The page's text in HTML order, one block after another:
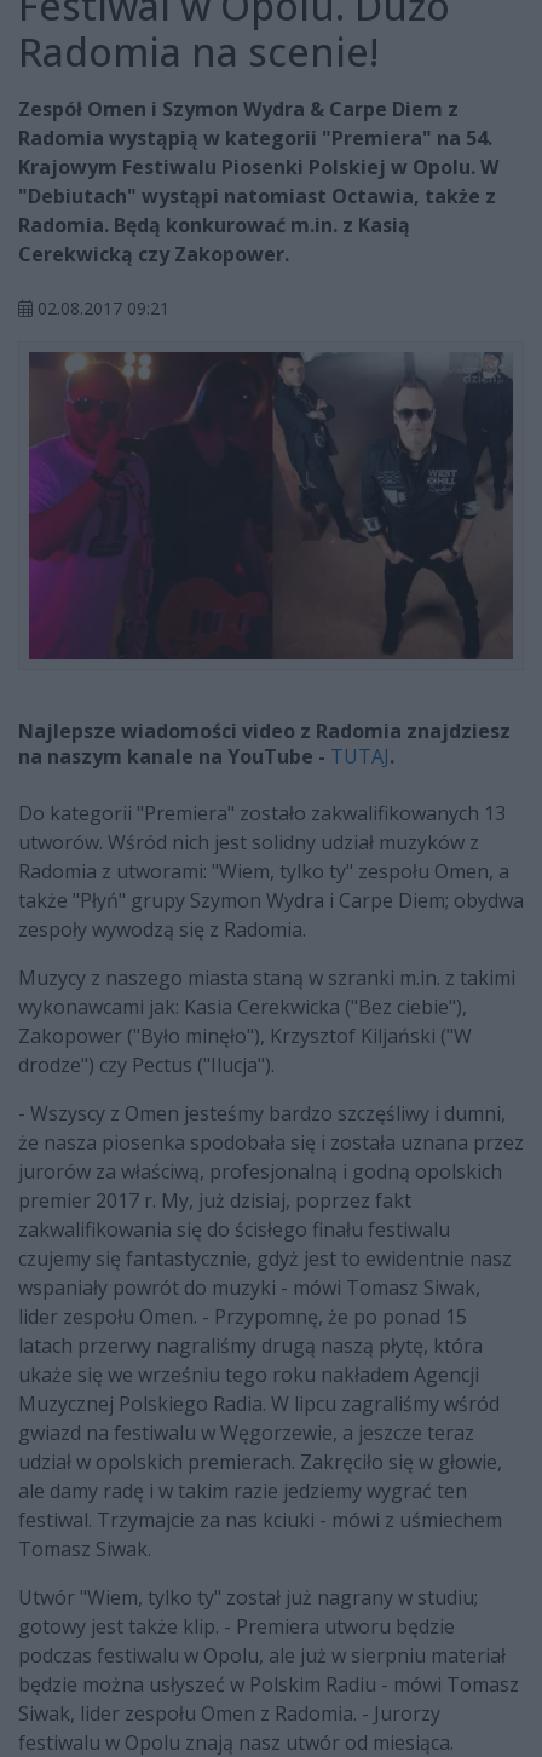
Radomia na scenie!
Zespół Omen i Szymon Wydra & Carpe Diem z
Radomia wystąpią w kategorii "Premiera" na 54.
Krajowym Festiwalu Piosenki Polskiej w Opolu. W
"Debiutach" wystąpi natomiast Octawia, także z
Radomia. Będą konkurować m.in. z Kasią
Cerekwicką czy Zakopower.
02.08.2017 09:21
Najlepsze wiadomości video z Radomia znajdziesz
na naszym kanale na YouTube - TUTAJ.
Do kategorii "Premiera" zostało zakwalifikowanych 13
utworów. Wśród nich jest solidny udział muzyków z
Radomia z utworami: "Wiem, tylko ty" zespołu Omen, a
także "Płyń" grupy Szymon Wydra i Carpe Diem; obydwa
zespoły wywodzą się z Radomia.
Muzycy z naszego miasta staną w szranki m.in. z takimi
wykonawcami jak: Kasia Cerekwicka ("Bez ciebie"),
Zakopower ("Było minęło"), Krzysztof Kiljański ("W
drodze") czy Pectus ("Ilucja").
- Wszyscy z Omen jesteśmy bardzo szczęśliwy i dumni,
że nasza piosenka spodobała się i została uznana przez
jurorów za właściwą, profesjonalną i godną opolskich
premier 2017 r. My, już dzisiaj, poprzez fakt
zakwalifikowania się do ścisłego finału festiwalu
czujemy się fantastycznie, gdyż jest to ewidentnie nasz
wspaniały powrót do muzyki - mówi Tomasz Siwak,
lider zespołu Omen. - Przypomnę, że po ponad 15
latach przerwy nagraliśmy drugą naszą płytę, która
ukaże się we wrześniu tego roku nakładem Agencji
Muzycznej Polskiego Radia. W lipcu zagraliśmy wśród
gwiazd na festiwalu w Węgorzewie, a jeszcze teraz
udział w opolskich premierach. Zakręciło się w głowie,
ale damy radę i w takim razie jedziemy wygrać ten
festiwal. Trzymajcie za nas kciuki - mówi z uśmiechem
Tomasz Siwak.
Utwór "Wiem, tylko ty" został już nagrany w studiu;
gotowy jest także klip. - Premiera utworu będzie
podczas festiwalu w Opolu, ale już w sierpniu materiał
będzie można usłyszeć w Polskim Radiu - mówi Tomasz
Siwak, lider zespołu Omen z Radomia. - Jurorzy
festiwalu w Opolu znają nasz utwór od miesiąca.